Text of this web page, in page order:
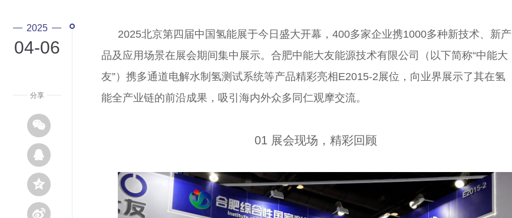
2025
04-06
分享
2025北京第四届中国氢能展于今日盛大开幕，400多家企业携1000多种新技术、新产
品及应用场景在展会期间集中展示。合肥中能大友能源技术有限公司（以下简称“中能大
友”）携多通道电解水制氢测试系统等产品精彩亮相E2015-2展位，向业界展示了其在氢
能全产业链的前沿成果，吸引海内外众多同仁观摩交流。
01 展会现场，精彩回顾